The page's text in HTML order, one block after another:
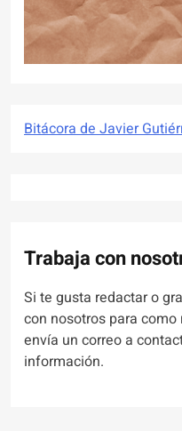
Bitácora de Javier
Trabaja con
Si te gusta redactar o
con nosotros para
envía un correo a
información.